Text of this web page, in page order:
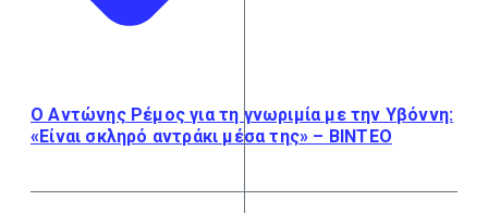
Ο Αντώνης Ρέμος για τη γνωριμία με την Υβόννη:
«Είναι σκληρό αντράκι μέσα της» – ΒΙΝΤΕΟ